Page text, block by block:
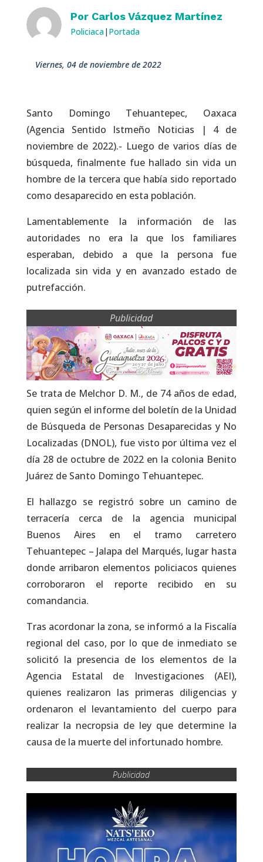
Por Carlos Vázquez Martínez
Policiaca| Portada
viernes, 04 de noviembre de 2022
Santo Domingo Tehuantepec, Oaxaca
(Agencia Sentido Istmeño Noticias | 4 de
noviembre de 2022).- Luego de varios días de
búsqueda, finalmente fue hallado sin vida un
hombre de la tercera que había sido reportado
como desaparecido en esta población.
Lamentablemente la información de las
autoridades no era la que los familiares
esperaban, debido a que la persona fue
localizada sin vida y en avanzado estado de
putrefacción.
Publicidad
Se trata de Melchor D. M., de 74 años de edad,
quien según el informe del boletín de la Unidad
de Búsqueda de Personas Desaparecidas y No
Localizadas (DNOL), fue visto por última vez el
día 28 de octubre de 2022 en la colonia Benito
Juárez de Santo Domingo Tehuantepec.
El hallazgo se registró sobre un camino de
terracería cerca de la agencia municipal
Buenos Aires en el tramo carretero
Tehuantepec – Jalapa del Marqués, lugar hasta
donde arribaron elementos policiacos quienes
corroboraron el reporte recibido en su
comandancia.
Tras acordonar la zona, se informó a la Fiscalía
regional del caso, por lo que de inmediato se
solicitó la presencia de los elementos de la
Agencia Estatal de Investigaciones (AEI),
quienes realizaron las primeras diligencias y
ordenaron el levantamiento del cuerpo para
realizar la necropsia de ley que determine la
causa de la muerte del infortunado hombre.
Publicidad